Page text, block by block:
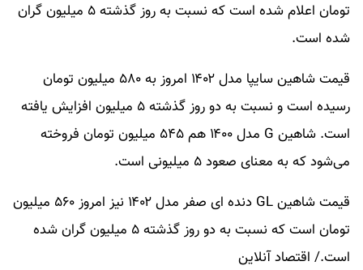
تومان اعلام شده است که نسبت به روز گذشته ۵ میلیون گران
شده است.
قیمت شاهین سایپا مدل ۱۴۰۲ امروز به ۵۸۰ میلیون تومان
رسیده است و نسبت به دو روز گذشته ۵ میلیون افزایش یافته
است. شاهین G مدل ۱۴۰۰ هم ۵۴۵ میلیون تومان فروخته
می‌شود که به معنای صعود ۵ میلیونی است.
قیمت شاهین GL دنده ای صفر مدل ۱۴۰۲ نیز امروز ۵۶۰ میلیون
تومان است که نسبت به دو روز گذشته ۵ میلیون گران شده
است./ اقتصاد آنلاین